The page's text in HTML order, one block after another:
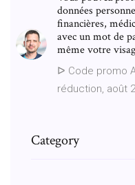
données
financières,
avec un mot de
même votre
ᐅ Code promo
réduction, août
Category